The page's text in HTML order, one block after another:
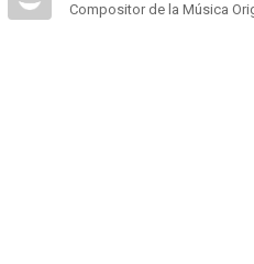
Compositor de la Música